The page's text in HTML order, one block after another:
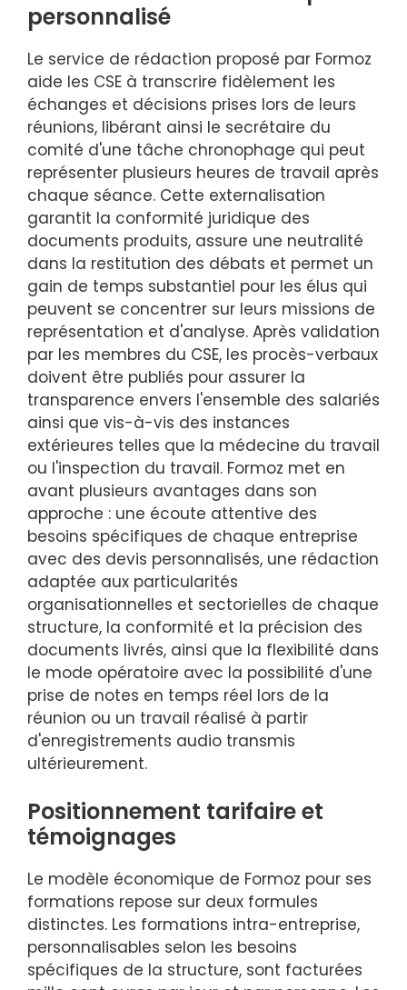
personnalisé
Le service de rédaction proposé par Formoz
aide les CSE à transcrire fidèlement les
échanges et décisions prises lors de leurs
réunions, libérant ainsi le secrétaire du
comité d'une tâche chronophage qui peut
représenter plusieurs heures de travail après
chaque séance. Cette externalisation
garantit la conformité juridique des
documents produits, assure une neutralité
dans la restitution des débats et permet un
gain de temps substantiel pour les élus qui
peuvent se concentrer sur leurs missions de
représentation et d'analyse. Après validation
par les membres du CSE, les procès-verbaux
doivent être publiés pour assurer la
transparence envers l'ensemble des salariés
ainsi que vis-à-vis des instances
extérieures telles que la médecine du travail
ou l'inspection du travail. Formoz met en
avant plusieurs avantages dans son
approche : une écoute attentive des
besoins spécifiques de chaque entreprise
avec des devis personnalisés, une rédaction
adaptée aux particularités
organisationnelles et sectorielles de chaque
structure, la conformité et la précision des
documents livrés, ainsi que la flexibilité dans
le mode opératoire avec la possibilité d'une
prise de notes en temps réel lors de la
réunion ou un travail réalisé à partir
d'enregistrements audio transmis
ultérieurement.
Positionnement tarifaire et
témoignages
Le modèle économique de Formoz pour ses
formations repose sur deux formules
distinctes. Les formations intra-entreprise,
personnalisables selon les besoins
spécifiques de la structure, sont facturées